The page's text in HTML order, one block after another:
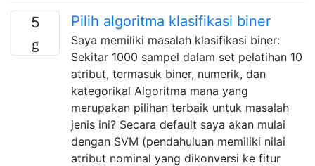
5 Pilih algoritma klasifikasi biner
Saya memiliki masalah klasifikasi biner:
Sekitar 1000 sampel dalam set pelatihan 10
atribut, termasuk biner, numerik, dan
kategorikal Algoritma mana yang
merupakan pilihan terbaik untuk masalah
jenis ini? Secara default saya akan mulai
dengan SVM (pendahuluan memiliki nilai
atribut nominal yang dikonversi ke fitur